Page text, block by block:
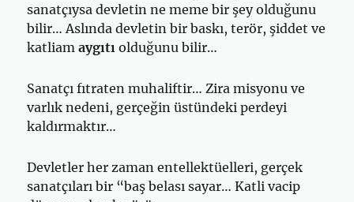
sanatçıysa devletin ne meme bir şey olduğunu
bilir… Aslında devletin bir baskı, terör, şiddet ve
katliamaygıtıolduğunu bilir…
Sanatçı fıtraten muhaliftir… Zira misyonu ve
varlık nedeni, gerçeğin üstündeki perdeyi
kaldırmaktır…
Devletler her zaman entellektüelleri, gerçek
sanatçıları bir “baş belası sayar… Katli vacip